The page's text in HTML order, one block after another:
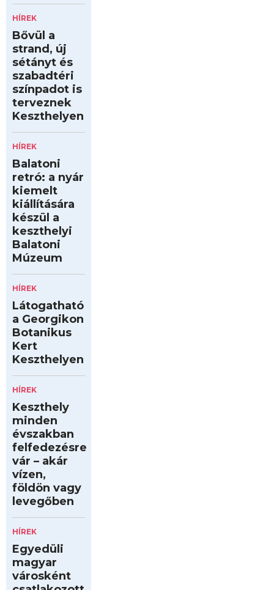
HÍREK
Bővül a
strand, új
sétányt és
szabadtéri
színpadot is
terveznek
Keszthelyen
HÍREK
Balatoni
retró: a nyár
kiemelt
kiállítására
készül a
keszthelyi
Balatoni
Múzeum
HÍREK
Látogatható
a Georgikon
Botanikus
Kert
Keszthelyen
HÍREK
Keszthely
minden
évszakban
felfedezésre
vár – akár
vízen,
földön vagy
levegőben
HÍREK
Egyedüli
magyar
városként